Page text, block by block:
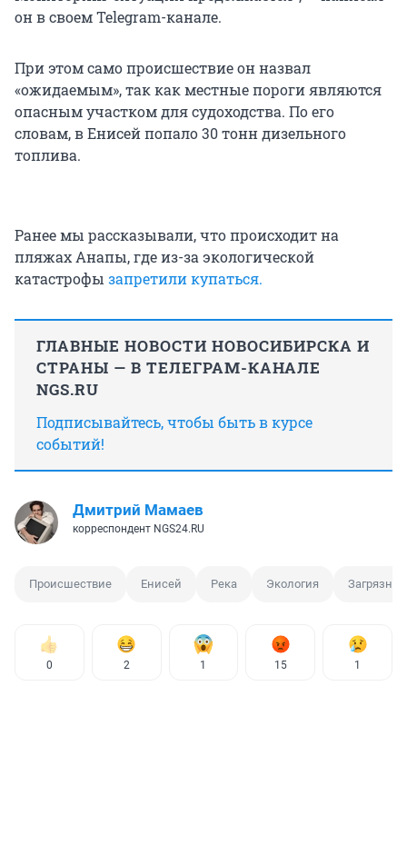
он в своем Telegram-канале.
При этом само происшествие он назвал
«ожидаемым», так как местные пороги являются
опасным участком для судоходства. По его
словам, в Енисей попало 30 тонн дизельного
топлива.
Ранее мы рассказывали, что происходит на
пляжах Анапы, где из-за экологической
катастрофы запретили купаться.
ГЛАВНЫЕ НОВОСТИ НОВОСИБИРСКА И
СТРАНЫ — В ТЕЛЕГРАМ-КАНАЛЕ
NGS.RU
Подписывайтесь, чтобы быть в курсе
событий!
Дмитрий Мамаев
корреспондент NGS24.RU
Происшествие Енисей Река Экология
0 2 1 15 1